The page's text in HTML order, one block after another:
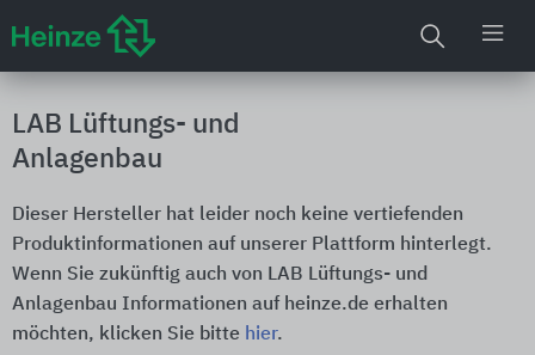
LAB Lüftungs- und
Anlagenbau
Dieser Hersteller hat leider noch keine vertiefenden
Produktinformationen auf unserer Plattform hinterlegt.
Wenn Sie zukünftig auch von LAB Lüftungs- und
Anlagenbau Informationen auf heinze.de erhalten
möchten, klicken Sie bitte hier.